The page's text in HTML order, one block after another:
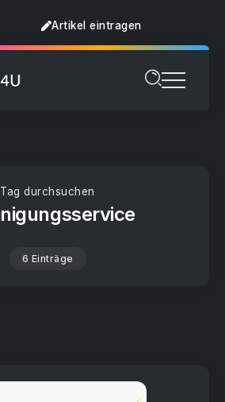
Artikel eintragen
Tag durchsuchen
6 Einträge